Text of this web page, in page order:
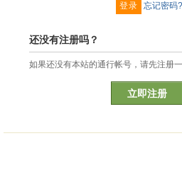
忘记密码?
还没有注册吗？
如果还没有本站的通行帐号，请先注册
立即注册